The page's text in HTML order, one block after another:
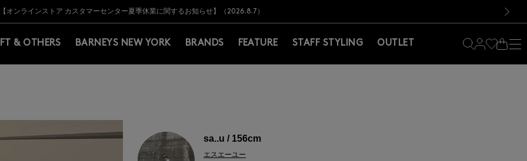
BARNEYS＞会員のお客様は11,000円（税込）以上のお買上げで常時送料無料！お買い物の際は会員登録を！
【夏季休業に伴う出荷一時停止のお知らせ】(2026.8.7)
【オンラインストア カスタマーセンター夏季休業に関するお知らせ】（2026.8.7）
【夏季休業に伴う返品・交換承り一時停止のお知らせ】（2026.8.5）
熊本県を中心とした地震の影響によるお荷物のお届けについて
【開催中】SUMMER SALEのご案内・ご注意事項
BARNEYS＞会員のお客様は11,000円（税込）以上のお買上げで常時送料無料！お買い物の際は会員登録を！
【夏季休業に伴う出荷一時停止のお知らせ】(2026.8.7)
& OTHERS BARNEYS NEW YORK BRANDS FEATURE STAFF STYLING OUTLET
sa..u / 156cm
エスエーユー